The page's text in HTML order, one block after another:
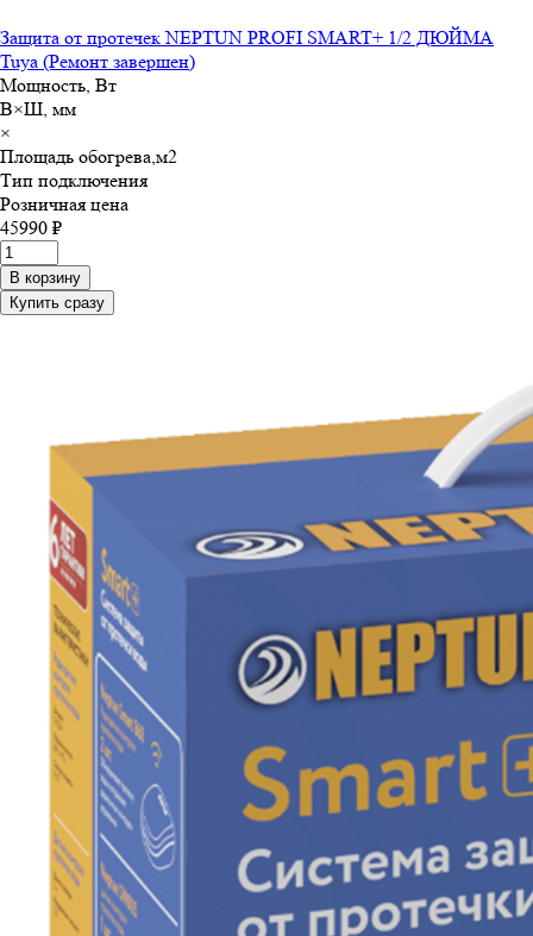
Защита от протечек NEPTUN PROFI SMART+ 1/2 ДЮЙМА
Tuya (Ремонт завершен)
Мощность, Вт
В×Ш, мм
×
Площадь обогрева,м2
Тип подключения
Розничная цена
45990 ₽
В корзину
Купить сразу